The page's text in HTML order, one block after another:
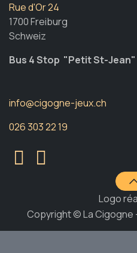
Rue d'Or 24
1700 Freiburg
Schweiz
Bus 4 Stop "Petit St-Jean"
info@cigogne-jeux.ch
026 303 22 19
Logo
Copyright © La Cigogne